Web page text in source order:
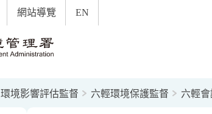
網站導覽
EN
環境影響評估監督 六輕環境保護監督 六輕